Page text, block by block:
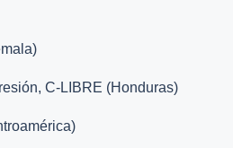
C-LIBRE (Honduras)